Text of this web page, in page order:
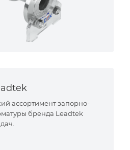
ассортимент запорно-
бренда Leadtek